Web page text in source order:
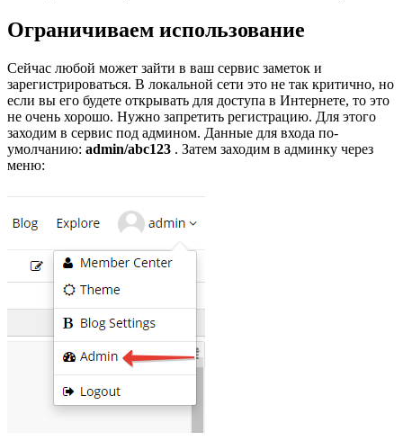
Ограничиваем использование
Сейчас любой может зайти в ваш сервис заметок и
зарегистрироваться. В локальной сети это не так критично, но
если вы его будете открывать для доступа в Интернете, то это
не очень хорошо. Нужно запретить регистрацию. Для этого
заходим в сервис под админом. Данные для входа по-
умолчанию: admin/abc123 . Затем заходим в админку через
меню: